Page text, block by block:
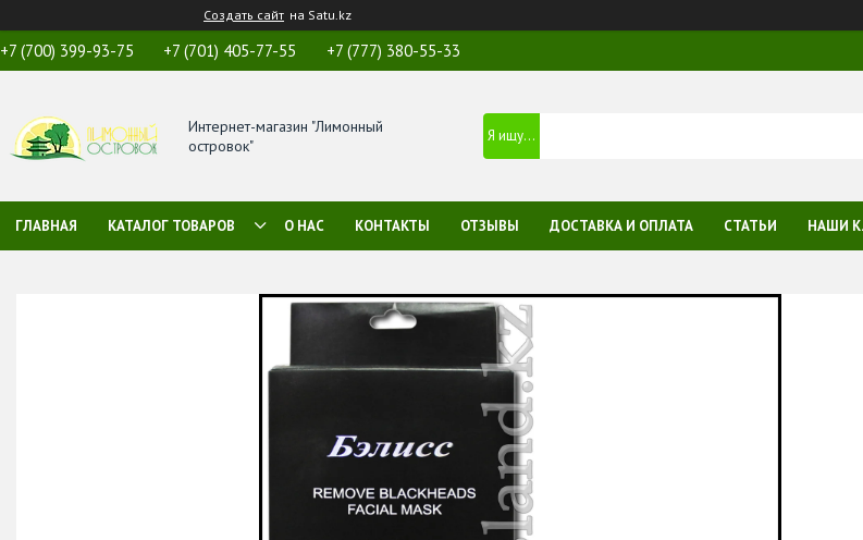
Создать сайт на Satu.kz
+7 (700) 399-93-75 +7 (701) 405-77-55 +7 (777) 380-55-33
Интернет-магазин "Лимонный
островок"
ГЛАВНАЯ КАТАЛОГ ТОВАРОВ О НАС КОНТАКТЫ ОТЗЫВЫ ДОСТАВКА И ОПЛАТА СТАТЬИ НАШИ